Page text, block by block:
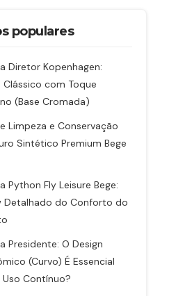
populares
Diretor Kopenhagen:
Clássico com Toque
(Base Cromada)
Limpeza e Conservação
Sintético Premium Bege
Python Fly Leisure Bege:
Detalhado do Conforto do
Presidente: O Design
(Curvo) É Essencial
Contínuo?